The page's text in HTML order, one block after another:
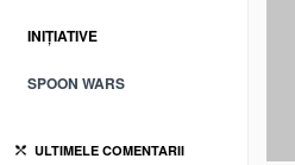
INIȚIATIVE
SPOON WARS
ULTIMELE COMENTARII